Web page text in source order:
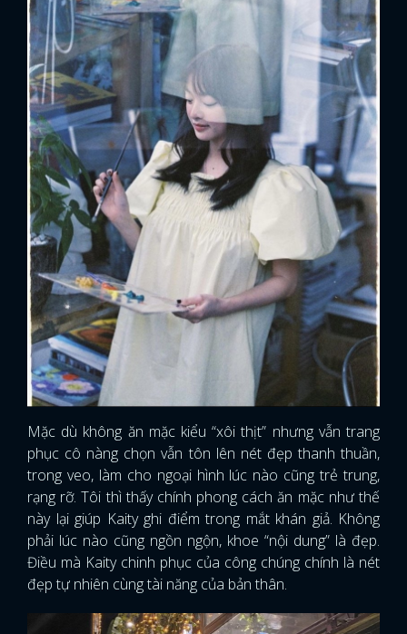
Mặc dù không ăn mặc kiểu “xôi thịt” nhưng vẫn trang
phục cô nàng chọn vẫn tôn lên nét đẹp thanh thuần,
trong veo, làm cho ngoại hình lúc nào cũng trẻ trung,
rạng rỡ. Tôi thì thấy chính phong cách ăn mặc như thế
này lại giúp Kaity ghi điểm trong mắt khán giả. Không
phải lúc nào cũng ngồn ngộn, khoe “nội dung” là đẹp.
Điều mà Kaity chinh phục của công chúng chính là nét
đẹp tự nhiên cùng tài năng của bản thân.